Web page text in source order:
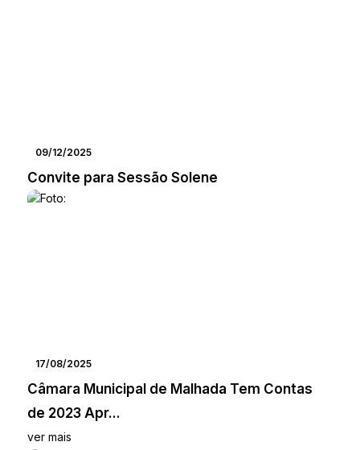
09/12/2025
Convite para Sessão Solene
17/08/2025
Câmara Municipal de Malhada Tem Contas
de 2023 Apr...
ver mais